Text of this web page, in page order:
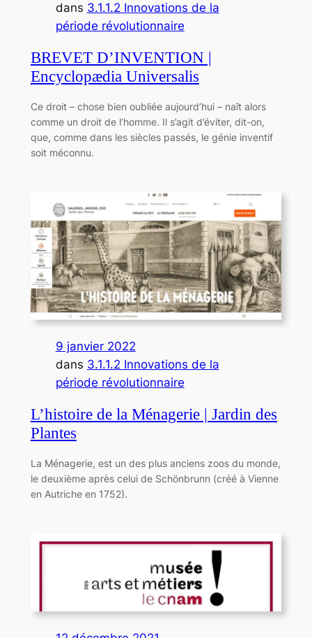
dans 3.1.1.2 Innovations de la
période révolutionnaire
BREVET D’INVENTION |
Encyclopædia Universalis
Ce droit – chose bien oubliée aujourd’hui – naît alors
comme un droit de l’homme. Il s’agit d’éviter, dit-on,
que, comme dans les siècles passés, le génie inventif
soit méconnu.
9 janvier 2022
dans 3.1.1.2 Innovations de la
période révolutionnaire
L’histoire de la Ménagerie | Jardin des
Plantes
La Ménagerie, est un des plus anciens zoos du monde,
le deuxième après celui de Schönbrunn (créé à Vienne
en Autriche en 1752).